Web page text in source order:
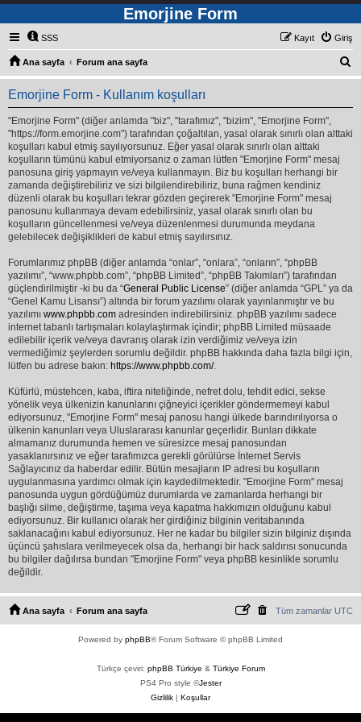
Emorjine Form
SSS Giriş
Kayıt
Ana sayfa Forum ana sayfa
r
Emorjine Form - Kullanım koşulları
"Emorjine Form" (diğer anlamda "biz", "tarafımız", "bizim", "Emorjine Form",
"https://form.emorjine.com") tarafından çoğaltılan, yasal olarak sınırlı olan alttaki
koşulları kabul etmiş sayılıyorsunuz. Eğer yasal olarak sınırlı olan alttaki
koşulların tümünü kabul etmiyorsanız o zaman lütfen "Emorjine Form" mesaj
panosuna giriş yapmayın ve/veya kullanmayın. Biz bu koşulları herhangi bir
zamanda değiştirebiliriz ve sizi bilgilendirebiliriz, buna rağmen kendiniz
düzenli olarak bu koşulları tekrar gözden geçirerek "Emorjine Form" mesaj
panosunu kullanmaya devam edebilirsiniz, yasal olarak sınırlı olan bu
koşulların güncellenmesi ve/veya düzenlenmesi durumunda meydana
gelebilecek değişiklikleri de kabul etmiş sayılırsınız.
Forumlarımız phpBB (diğer anlamda “onlar”, “onlara”, “onların”, “phpBB
yazılımı”, “www.phpbb.com”, “phpBB Limited”, “phpBB Takımları”) tarafından
güçlendirilmiştir -ki bu da “General Public License” (diğer anlamda “GPL” ya da
“Genel Kamu Lisansı”) altında bir forum yazılımı olarak yayınlanmıştır ve bu
yazılımı www.phpbb.com adresinden indirebilirsiniz. phpBB yazılımı sadece
internet tabanlı tartışmaları kolaylaştırmak içindir; phpBB Limited müsaade
edilebilir içerik ve/veya davranış olarak izin verdiğimiz ve/veya izin
vermediğimiz şeylerden sorumlu değildir. phpBB hakkında daha fazla bilgi için,
lütfen bu adrese bakın: https://www.phpbb.com/.
Küfürlü, müstehcen, kaba, iftira niteliğinde, nefret dolu, tehdit edici, sekse
yönelik veya ülkenizin kanunlarını çiğneyici içerikler göndermemeyi kabul
ediyorsunuz, "Emorjine Form" mesaj panosu hangi ülkede barındırılıyorsa o
ülkenin kanunları veya Uluslararası kanunlar geçerlidir. Bunları dikkate
almamanız durumunda hemen ve süresizce mesaj panosundan
yasaklanırsınız ve eğer tarafımızca gerekli görülürse İnternet Servis
Sağlayıcınız da haberdar edilir. Bütün mesajların IP adresi bu koşulların
uygulanmasına yardımcı olmak için kaydedilmektedir. "Emorjine Form" mesaj
panosunda uygun gördüğümüz durumlarda ve zamanlarda herhangi bir
başlığı silme, değiştirme, taşıma veya kapatma hakkımızın olduğunu kabul
ediyorsunuz. Bir kullanıcı olarak her girdiğiniz bilginin veritabanında
saklanacağını kabul ediyorsunuz. Her ne kadar bu bilgiler sizin bilginiz dışında
üçüncü şahıslara verilmeyecek olsa da, herhangi bir hack saldırısı sonucunda
bu bilgiler dağılırsa bundan "Emorjine Form" veya phpBB kesinlikle sorumlu
değildir.
Ana sayfa Forum ana sayfa Tüm zamanlar UTC
Powered by phpBB® Forum Software © phpBB Limited
Türkçe çeviri: phpBB Türkiye & Türkiye Forum
PS4 Pro style ©Jester
Gizlilik | Koşullar